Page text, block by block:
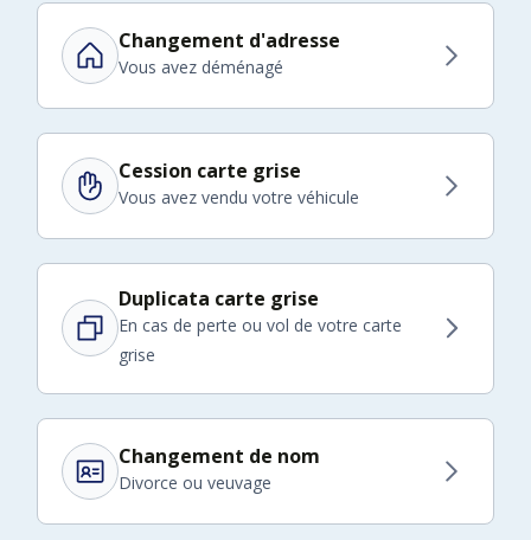
Changement d'adresse
Vous avez déménagé
Cession carte grise
Vous avez vendu votre véhicule
Duplicata carte grise
En cas de perte ou vol de votre carte
grise
Changement de nom
Divorce ou veuvage